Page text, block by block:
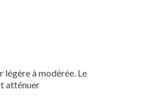
légère à modérée. Le
atténuer